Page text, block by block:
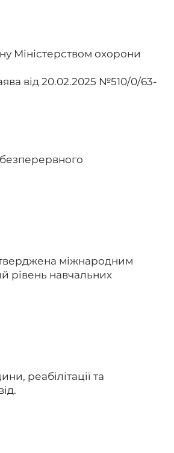
Міністерством охорони
від 20.02.2025 №510/0/63-
міжнародним
рівень навчальних
реабілітації та